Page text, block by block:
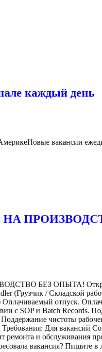
каждый день
вакансии
БЕЗ ОПЫТА! Открытые
(Грузчик / Складской
отпуск.
с SOP и Batch Records.
чистоты
Для вакансий
ремонта и обслуживания
вакансия? Пишите